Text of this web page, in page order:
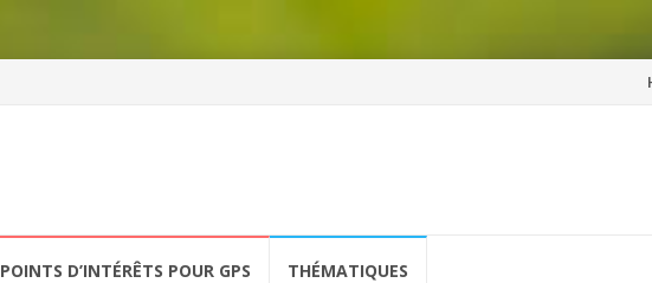
POINTS D’INTÉRÊTS POUR GPS THÉMATIQUES